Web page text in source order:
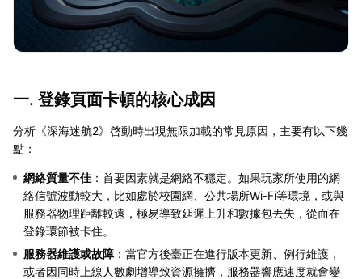
一. 登錄頁面卡頓的核心成因
分析《深海迷航2》啓動時出現無限加載的常見原因，主要有以下幾
點：
網絡質量不佳 ：首要因素就是網絡不穩定。如果玩家所使用的網
絡信號波動較大，比如處於校園網、公共場所Wi-Fi等環境，或與
服務器物理距離較遠，極易導致延遲上升和數據包丟失，從而在
登錄環節被卡住。
服務器維護或故障 ：當官方後臺正在進行版本更新、例行維護，
或者因同時上線人數劇增導致資源擁擠，服務器響應速度就會變